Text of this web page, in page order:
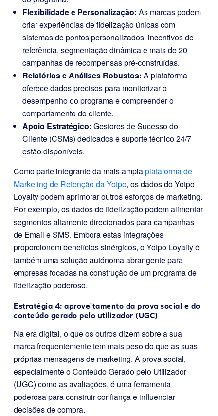
Flexibilidade e Personalização: As marcas podem
criar experiências de fidelização únicas com
sistemas de pontos personalizados, incentivos de
referência, segmentação dinâmica e mais de 20
campanhas de recompensas pré-construídas.
Relatórios e Análises Robustos: A plataforma
oferece dados precisos para monitorizar o
desempenho do programa e compreender o
comportamento do cliente.
Apoio Estratégico: Gestores de Sucesso do
Cliente (CSMs) dedicados e suporte técnico 24/7
estão disponíveis.
Como parte integrante da mais amplaplataforma de
Marketing de Retenção da Yotpo, os dados do Yotpo
Loyalty podem aprimorar outros esforços de marketing.
Por exemplo, os dados de fidelização podem alimentar
segmentos altamente direcionados para campanhas
de Email e SMS. Embora estas integrações
proporcionem benefícios sinérgicos, o Yotpo Loyalty é
também uma solução autónoma abrangente para
empresas focadas na construção de um programa de
fidelização poderoso.
Estratégia 4: aproveitamento da prova social e do
conteúdo gerado pelo utilizador (UGC)
Na era digital, o que os outros dizem sobre a sua
marca frequentemente tem mais peso do que as suas
próprias mensagens de marketing. A prova social,
especialmente o Conteúdo Gerado pelo Utilizador
(UGC) como as avaliações, é uma ferramenta
poderosa para construir confiança e influenciar
decisões de compra.